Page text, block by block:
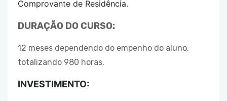
Comprovante de Residência.
DURAÇÃO DO CURSO:
12 meses dependendo do empenho do aluno,
totalizando 980 horas.
INVESTIMENTO: